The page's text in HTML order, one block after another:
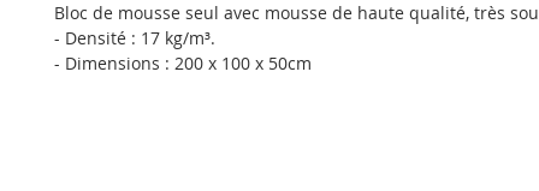
Bloc de mousse seul avec mousse de haute qualité, très
- Densité : 17 kg/m³.
- Dimensions : 200 x 100 x 50cm